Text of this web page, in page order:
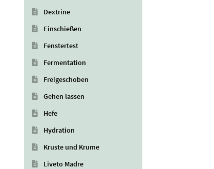
Dextrine
Einschießen
Fenstertest
Fermentation
Freigeschoben
Gehen lassen
Hefe
Hydration
Kruste und Krume
Liveto Madre